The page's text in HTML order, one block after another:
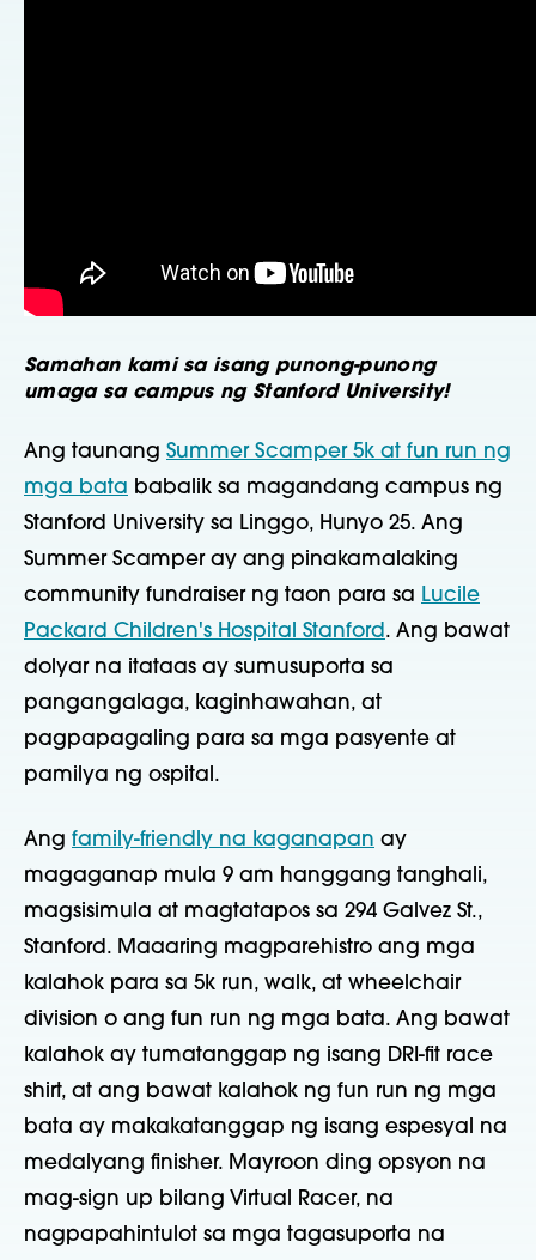
Samahan kami sa isang punong-punong
umaga sa campus ng Stanford University!
Ang taunang Summer Scamper 5k at fun run ng
mga bata babalik sa magandang campus ng
Stanford University sa Linggo, Hunyo 25. Ang
Summer Scamper ay ang pinakamalaking
community fundraiser ng taon para sa Lucile
Packard Children's Hospital Stanford. Ang bawat
dolyar na itataas ay sumusuporta sa
pangangalaga, kaginhawahan, at
pagpapagaling para sa mga pasyente at
pamilya ng ospital.
Ang family-friendly na kaganapan ay
magaganap mula 9 am hanggang tanghali,
magsisimula at magtatapos sa 294 Galvez St.,
Stanford. Maaaring magparehistro ang mga
kalahok para sa 5k run, walk, at wheelchair
division o ang fun run ng mga bata. Ang bawat
kalahok ay tumatanggap ng isang DRI-fit race
shirt, at ang bawat kalahok ng fun run ng mga
bata ay makakatanggap ng isang espesyal na
medalyang finisher. Mayroon ding opsyon na
mag-sign up bilang Virtual Racer, na
nagpapahintulot sa mga tagasuporta na